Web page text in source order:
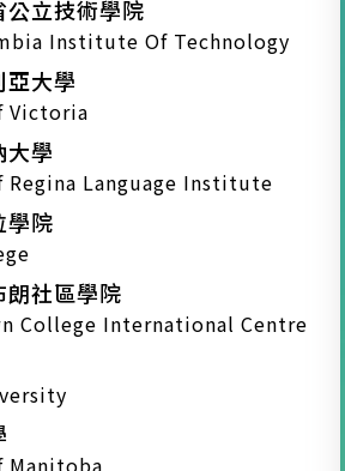
立技術學院
Institute Of Technology
亞大學
Victoria
大學
Regina Language Institute
學院
朗社區學院
College International Centre
Manitoba